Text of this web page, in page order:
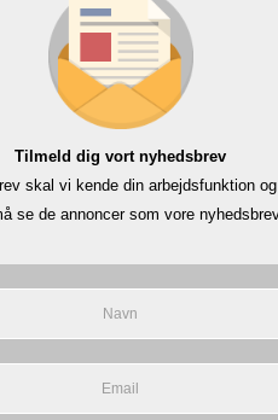
Tilmeld dig vort nyhedsbrev
skal vi kende din arbejdsfunktion
se de annoncer som vore